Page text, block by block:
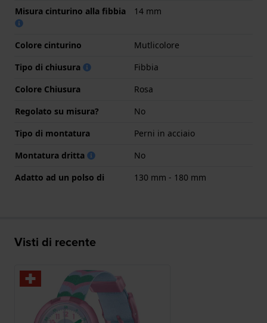
Misura cinturino alla fibbia
14 mm
Colore cinturino
Mutlicolore
Tipo di chiusura
Fibbia
Colore Chiusura
Rosa
Regolato su misura?
No
Tipo di montatura
Perni in acciaio
Montatura dritta
No
Adatto ad un polso di
130 mm - 180 mm
Visti di recente